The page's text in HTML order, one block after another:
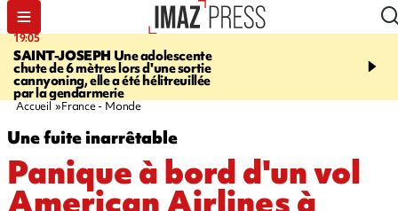
19:05
SAINT-JOSEPH Une adolescente
chute de 6 mètres lors d'une sortie
cannyoning, elle a été hélitreuillée
par la gendarmerie
20:44
rouée de coups,
Accueil France - Monde
Une fuite inarrêtable
Panique à bord d'un vol